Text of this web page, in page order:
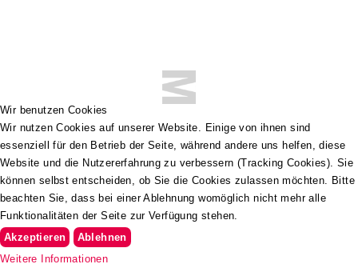
Wir benutzen Cookies
Wir nutzen Cookies auf unserer Website. Einige von ihnen sind
essenziell für den Betrieb der Seite, während andere uns helfen, diese
Website und die Nutzererfahrung zu verbessern (Tracking Cookies). Sie
können selbst entscheiden, ob Sie die Cookies zulassen möchten. Bitte
beachten Sie, dass bei einer Ablehnung womöglich nicht mehr alle
Funktionalitäten der Seite zur Verfügung stehen.
Akzeptieren
Ablehnen
Weitere Informationen